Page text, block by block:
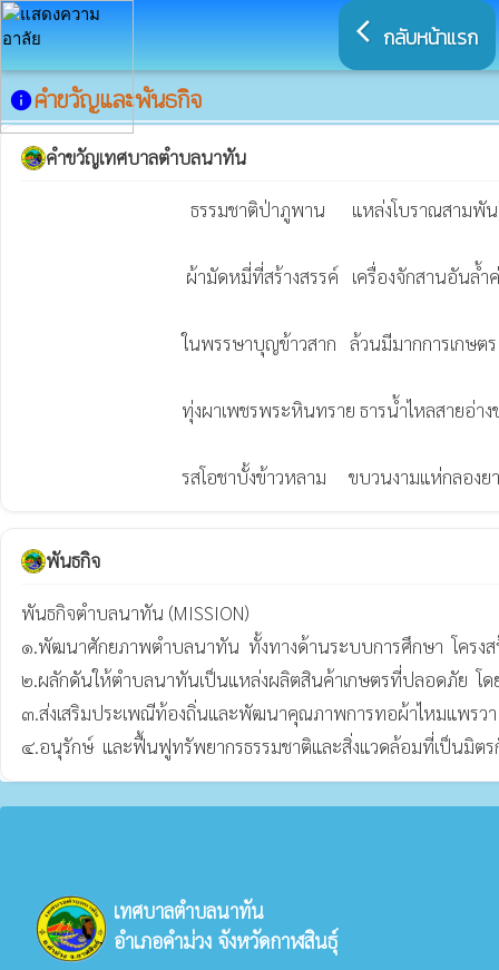
arrow_back_ios กลับหน้าแรก
infoคำขวัญและพันธกิจ
คำขวัญเทศบาลตำบลนาทัน
                                    ในพรรษาบุญข้าวสาก   ล้วนมีมากการเกษตร
รสโอชาบั้งข้าวหลาม     ขบวนงามแห่กลอ
พันธกิจ
พันธกิจตำบลนาทัน (MISSION)
๑.พัฒนาศักยภาพตำบลนาทัน  ทั้งทางด้านระบบการศึกษา  โครงส
๒.ผลักดันให้ตำบลนาทันเป็นแหล่งผลิตสินค้าเกษตรที่ปลอดภัย  โด
๓.ส่งเสริมประเพณีท้องถิ่นและพัฒนาคุณภาพการทอผ้าไหมแพรว
เทศบาลตำบลนาทัน
อำเภอคำม่วง จังหวัดกาฬสินธุ์